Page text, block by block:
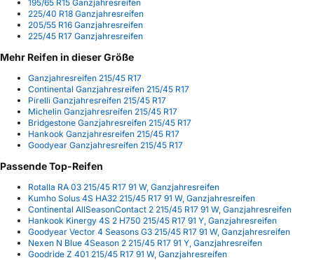
195/65 R15 Ganzjahresreifen
225/40 R18 Ganzjahresreifen
205/55 R16 Ganzjahresreifen
225/45 R17 Ganzjahresreifen
Mehr Reifen in dieser Größe
Ganzjahresreifen 215/45 R17
Continental Ganzjahresreifen 215/45 R17
Pirelli Ganzjahresreifen 215/45 R17
Michelin Ganzjahresreifen 215/45 R17
Bridgestone Ganzjahresreifen 215/45 R17
Hankook Ganzjahresreifen 215/45 R17
Goodyear Ganzjahresreifen 215/45 R17
Passende Top-Reifen
Rotalla RA 03 215/45 R17 91 W, Ganzjahresreifen
Kumho Solus 4S HA32 215/45 R17 91 W, Ganzjahresreifen
Continental AllSeasonContact 2 215/45 R17 91 W, Ganzjahresreifen
Hankook Kinergy 4S 2 H750 215/45 R17 91 Y, Ganzjahresreifen
Goodyear Vector 4 Seasons G3 215/45 R17 91 W, Ganzjahresreifen
Nexen N Blue 4Season 2 215/45 R17 91 Y, Ganzjahresreifen
Goodride Z 401 215/45 R17 91 W, Ganzjahresreifen